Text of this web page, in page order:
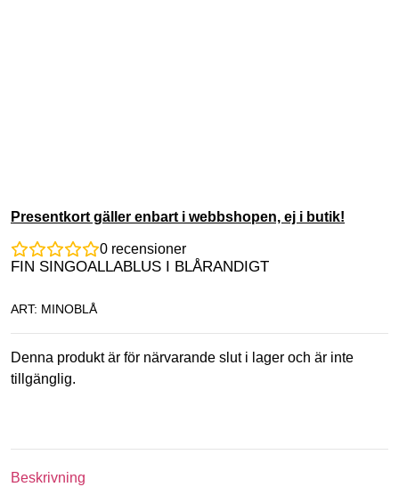
Presentkort gäller enbart i webbshopen, ej i butik!
0 recensioner
FIN SINGOALLABLUS I BLÅRANDIGT
ART: MINOBLÅ
Denna produkt är för närvarande slut i lager och är inte
tillgänglig.
Beskrivning